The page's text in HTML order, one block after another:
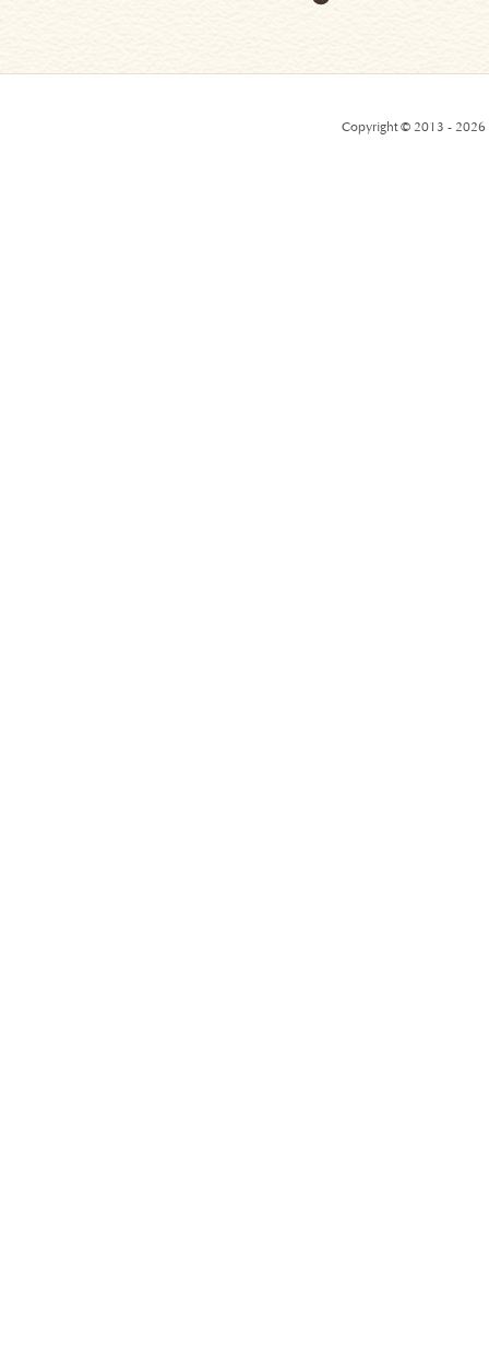
Copyright © 2013 - 2026